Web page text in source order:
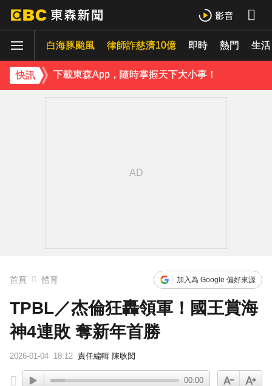
白海豚颱風 律師詐慈濟10億 即時 熱門 生活
快訊
下載東森App，隨時掌握天下大小事！
《理財達人秀》X 安聯投信免費講座報名中！搶先卡位 2027
下載東森App，隨時掌握天下大小事！
首頁 體育 加入為 Google 偏好來源
TPBL／杰倫狂轟領軍！國王賞海
神4連敗 奪新年首勝
2026-01-04 18:12 責任編輯 陳耿閔
00:00